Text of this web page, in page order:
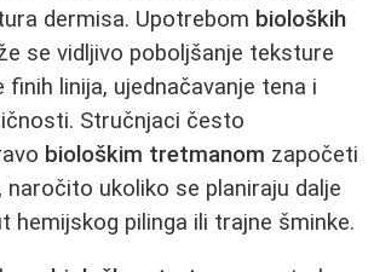
dermisa. Upotrebom bioloških
se vidljivo poboljšanje teksture
finih linija, ujednačavanje tena i
Stručnjaci često
biološkim tretmanom započeti
ukoliko se planiraju dalje
hemijskog pilinga ili trajne šminke.